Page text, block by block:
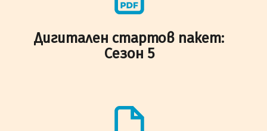
Дигитален стартов пакет:
Сезон 5